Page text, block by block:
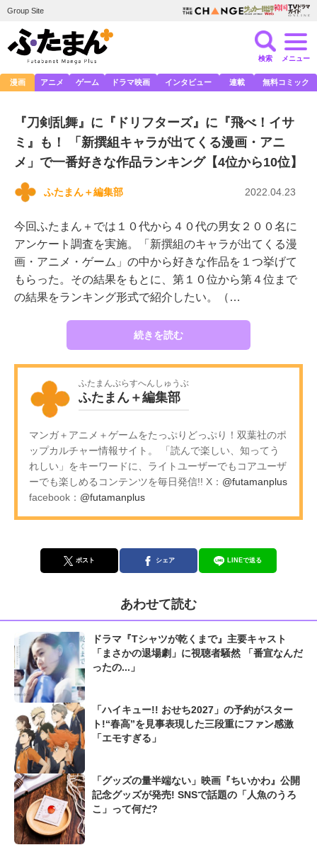
Group Site
検索 メニュー
漫画 アニメ ゲーム ドラマ映画 インタビュー 連載 無料コミック
『刀剣乱舞』に『ドリフターズ』に『飛べ！イサ
ミ』も！ 「新撰組キャラが出てくる漫画・アニ
メ」で一番好きな作品ランキング【4位から10位】
ふたまん＋編集部 2022.04.23
今回ふたまん＋では１０代から４０代の男女２００名に
アンケート調査を実施。「新撰組のキャラが出てくる漫
画・アニメ・ゲーム」の中から好きな作品を１つ挙げて
もらった。その結果をもとに、第１０位から第４位まで
の結果をランキング形式で紹介したい。（…
続きを読む
ふたまんぷらすへんしゅうぶ
ふたまん＋編集部
マンガ＋アニメ＋ゲームをたっぷりどっぷり！双葉社のポ
ップカルチャー情報サイト。 「読んで楽しい、知ってう
れしい」をキーワードに、ライトユーザーでもコアユーザ
ーでも楽しめるコンテンツを毎日発信!! X： @futamanplus
facebook： @futamanplus
ポスト シェア LINEで送る
あわせて読む
ドラマ『Tシャツが乾くまで』主要キャスト
「まさかの退場劇」に視聴者騒然 「番宣なんだ
ったの...」
「ハイキュー!! おせち2027」の予約がスター
ト!“春高”を見事表現した三段重にファン感激
「エモすぎる」
「グッズの量半端ない」映画『ちいかわ』公開
記念グッズが発売! SNSで話題の「人魚のうろ
こ」って何だ?